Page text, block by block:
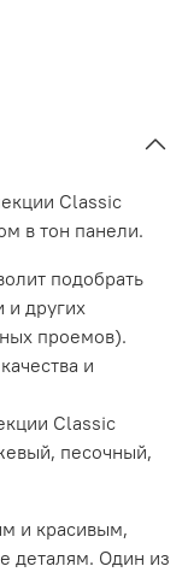
Classic
в тон панели.
подобрать
и других
проемов).
и
Classic
песочный,
и красивым,
деталям. Один из